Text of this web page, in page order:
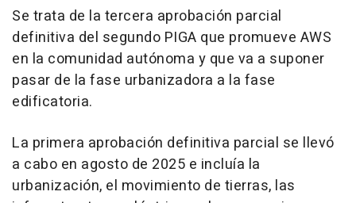
Se trata de la tercera aprobación parcial
definitiva del segundo PIGA que promueve AWS
en la comunidad autónoma y que va a suponer
pasar de la fase urbanizadora a la fase
edificatoria.
La primera aprobación definitiva parcial se llevó
a cabo en agosto de 2025 e incluía la
urbanización, el movimiento de tierras, las